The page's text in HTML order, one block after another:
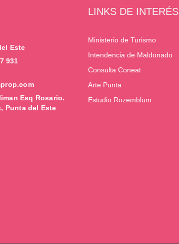
Este
931
Esq Rosario.
Punta del Este
LINKS DE INTERÉS
Ministerio de Turismo
Intendencia de Maldonado
Consulta Coneat
Arte Punta
Estudio Rozemblum